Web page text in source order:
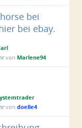
bei
bei ebay.
von Marlene94
vondoelle4